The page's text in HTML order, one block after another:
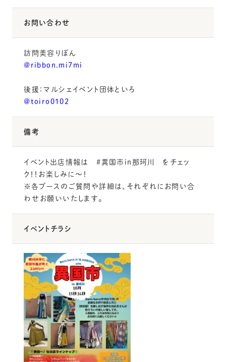
お問い合わせ
訪問美容りぼん
@ribbon.mi7mi
後援：マルシェイベント団体といろ
@toiro0102
備考
イベント出店情報は#異国市in那珂川
をチェッ
ク！！お楽しみに〜！
※各ブースのご質問や詳細は、それぞれにお問い合
わせお願いいたします。
イベントチラシ